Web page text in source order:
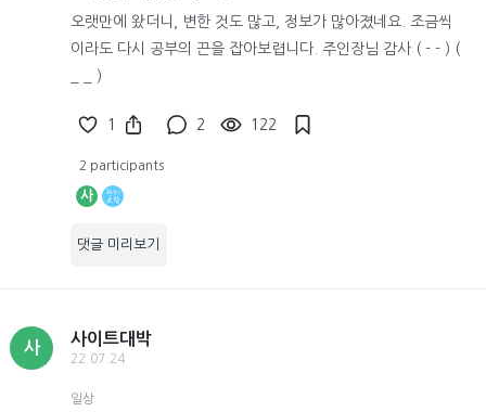
오랫만에 왔더니, 변한 것도 많고, 정보가 많아졌네요. 조금씩
이라도 다시 공부의 끈을 잡아보렵니다. 주인장님 감사 ( - - ) (
_ _ )
1 2 122
2 participants
사
댓글 미리보기
사
사이트대박
22.07.24
일상